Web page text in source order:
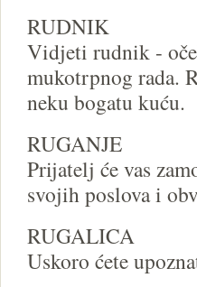
RUDNIK
Vidjeti rudnik -
mukotrpnog rada.
neku bogatu kuću.
RUGANJE
Prijatelj će vas
svojih poslova i
RUGALICA
Uskoro ćete